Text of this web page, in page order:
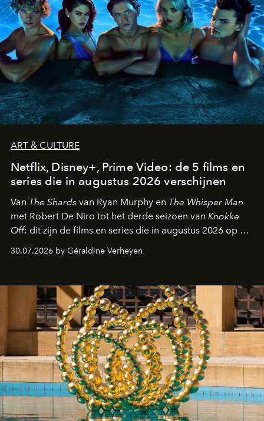
ART & CULTURE
Netflix, Disney+, Prime Video: de 5 films en
series die in augustus 2026 verschijnen
Van The Shards van Ryan Murphy en The Whisper Man
met Robert De Niro tot het derde seizoen van Knokke
Off: dit zijn de films en series die in augustus 2026 op de
30.07.2026 by Géraldine Verheyen